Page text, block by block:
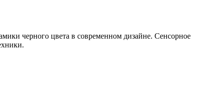
черного цвета в современном дизайне. Сенсорное